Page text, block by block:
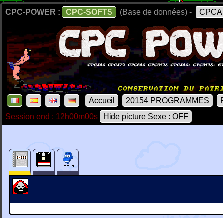
CPC-POWER : CPC-SOFTS (Base de données) -
Accueil 20154 PROGRAMMES
Session end : 12h00m00s
Hide picture Sexe : OFF